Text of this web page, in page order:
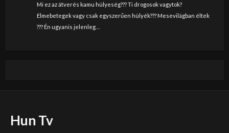
Mi ez az átverés kamu hülyeség??? Ti drogosok vagytok?
Elmebetegek vagy csak egyszerűen hülyék??? Mesevilágban éltek
??? Én ugyanis jelenleg…
Hun Tv